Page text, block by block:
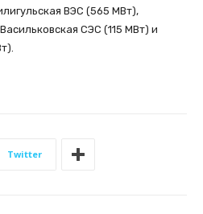
ВЭС (565 МВт),
СЭС (115 МВт) и
Twitter